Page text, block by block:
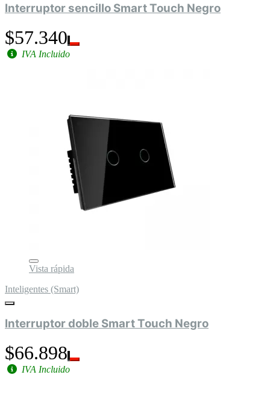
Interruptor sencillo Smart Touch Negro
$57.340
IVA Incluido
Vista rápida
Inteligentes (Smart)
Interruptor doble Smart Touch Negro
$66.898
IVA Incluido